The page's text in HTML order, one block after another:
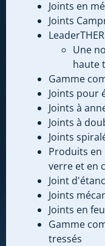
Joints en
Joints
Une
haute
Gamme
Joints pour
Joints à
Joints à
Joints
Produits
verre et en
Joint
Joints
Joints en
Gamme
tressés